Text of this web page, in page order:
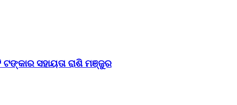
ସହାୟତା ରାଶି ମଞ୍ଜୁର